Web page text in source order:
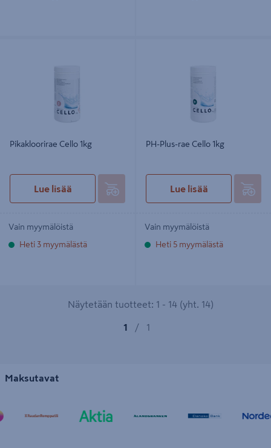
Pikakloorirae Cello 1kg
Lue lisää
Vain myymälöistä
Heti 3 myymälästä
PH-Plus-rae Cello 1kg
Lue lisää
Vain myymälöistä
Heti 5 myymälästä
Näytetään tuotteet: 1 - 14 (yht. 14)
1 / 1
Maksutavat